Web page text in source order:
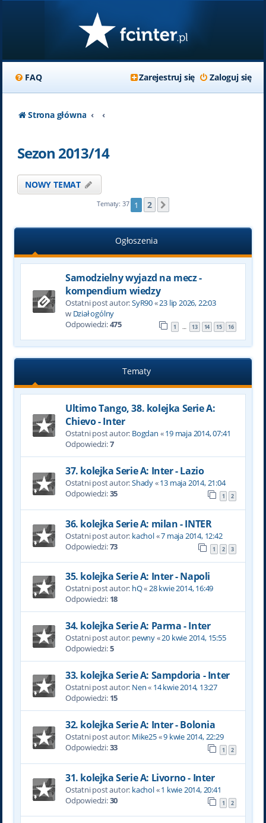
FAQ Zaloguj się
Zarejestruj się
Strona główna
Sezon 2013/14
NOWY TEMAT
Tematy: 37 1 2
Ogłoszenia
Samodzielny wyjazd na mecz -
kompendium wiedzy
Ostatni post autor:SyR90«23 lip 2026, 22:03
w Dział ogólny
Odpowiedzi:475 1 … 13 14 15 16
Tematy
Ultimo Tango, 38. kolejka Serie A:
Chievo - Inter
Ostatni post autor: Bogdan «19 maja 2014, 07:41
Odpowiedzi:7
37. kolejka Serie A: Inter - Lazio
Ostatni post autor:Shady«13 maja 2014, 21:04
Odpowiedzi:35 1 2
36. kolejka Serie A: milan - INTER
Ostatni post autor: kachol«7 maja 2014, 12:42
Odpowiedzi:73 1 2 3
35. kolejka Serie A: Inter - Napoli
Ostatni post autor: hQ«28 kwie 2014, 16:49
Odpowiedzi: 18
34. kolejka Serie A: Parma - Inter
Ostatni post autor: pewny«20 kwie 2014, 15:55
Odpowiedzi:5
33. kolejka Serie A: Sampdoria - Inter
Ostatni post autor: Nen« 14 kwie 2014, 13:27
Odpowiedzi: 15
32. kolejka Serie A: Inter - Bolonia
Ostatni post autor: Mike25«9 kwie 2014, 22:29
Odpowiedzi:33 1 2
31. kolejka Serie A: Livorno - Inter
Ostatni post autor: kachol«1 kwie 2014, 20:41
Odpowiedzi:30 1 2